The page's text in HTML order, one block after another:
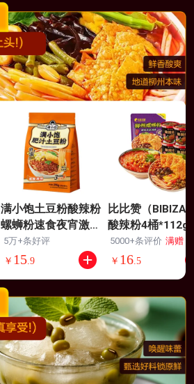
满小饱土豆粉酸辣粉
螺蛳粉速食夜宵激酸
激辣390g肥汁土豆粉
5万+条好评
￥ 15. 9
比比赞（
酸辣粉4桶
蛳粉260g
5000+条评价 满赠
￥ 16 .5